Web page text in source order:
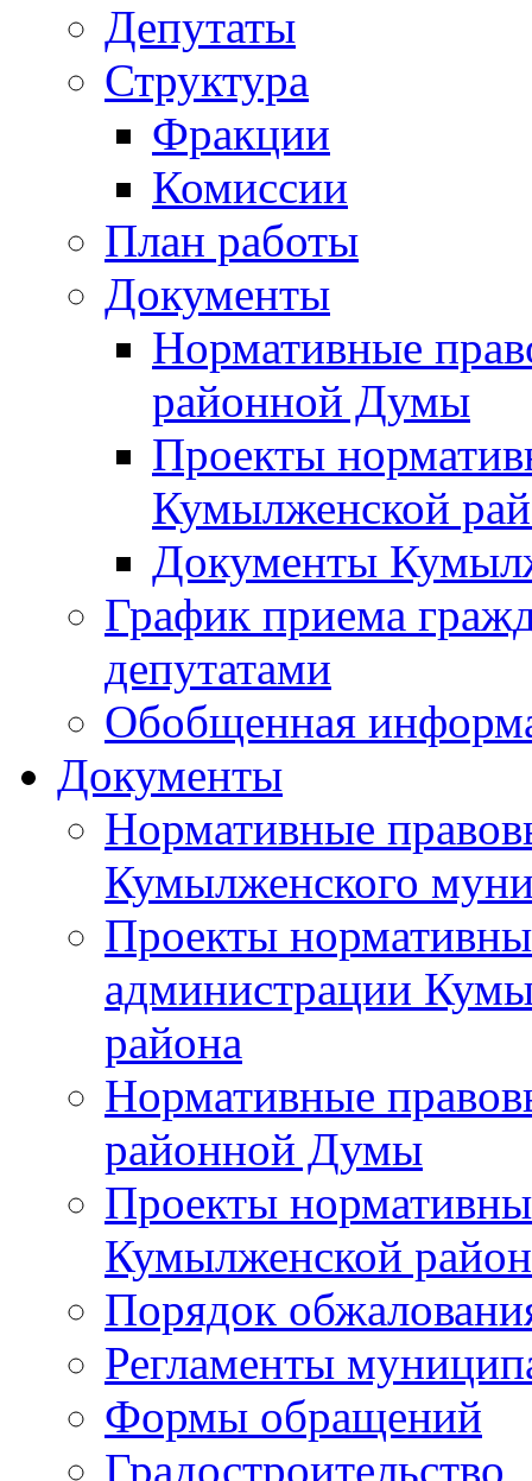
Депутаты
Структура
Фракции
Комиссии
План работы
Документы
Нормативные
районной Думы
Проекты
Кумылженской
Документы
График приема
депутатами
Обобщенная
Документы
Нормативные
Кумылженского
Проекты
администрации
района
Нормативные
районной Думы
Проекты
Кумылженской
Порядок
Регламенты
Формы обращений
Градостроительство